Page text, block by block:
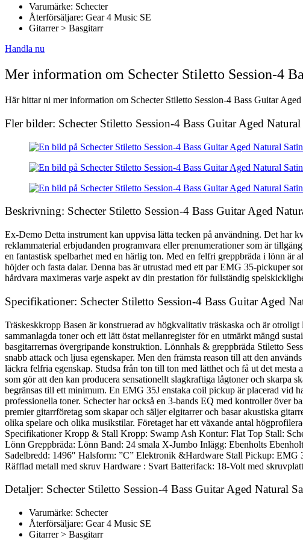
Varumärke: Schecter
Återförsäljare: Gear 4 Music SE
Gitarrer > Basgitarr
Handla nu
Mer information om Schecter Stiletto Session-4
Här hittar ni mer information om Schecter Stiletto Session-4 Bass Guitar
Fler bilder: Schecter Stiletto Session-4 Bass Guitar Aged
Beskrivning: Schecter Stiletto Session-4 Bass Guitar Aged
Ex-Demo Detta instrument kan uppvisa lätta tecken på användning. Det har
reklammaterial erbjudanden programvara eller prenumerationer som är
en fantastisk spelbarhet med en härlig ton. Med en felfri greppbräda i lönn är
höjder och fasta dalar. Denna bas är utrustad med ett par EMG 35-pickuper
hårdvara maximeras varje aspekt av din prestation för fullständig
Specifikationer: Schecter Stiletto Session-4 Bass Guitar Aged
Träskeskkropp Basen är konstruerad av högkvalitativ träskaska och är
sammanlagda toner och ett lätt östat mellanregister för en utmärkt mängd
basgitarrernas övergripande konstruktion. Lönnhals & greppbräda Stiletto
snabb attack och ljusa egenskaper. Men den främsta reason till att den
läckra felfria egenskap. Studsa från ton till ton med lätthet och få ut det
som gör att den kan producera sensationellt slagkraftiga lågtoner och
begränsas till ett minimum. En EMG 35J enstaka coil pickup är placerad vid
professionella toner. Schecter har också en 3-bands EQ med kontroller över
premier gitarrföretag som skapar och säljer elgitarrer och basar akustiska
olika spelare och olika musikstilar. Företaget har ett växande antal
Specifikationer Kropp & Stall Kropp: Swamp Ash Kontur: Flat Top Stall:
Lönn Greppbräda: Lönn Band: 24 smala X-Jumbo Inlägg: Ebenholts
Sadelbredd: 1496″ Halsform: ”C” Elektronik &Hardware Stall Pickup:
Räfflad metall med skruv Hardware : Svart Batterifack: 18-Volt med
Detaljer: Schecter Stiletto Session-4 Bass Guitar Aged Natural
Varumärke: Schecter
Återförsäljare: Gear 4 Music SE
Gitarrer > Basgitarr